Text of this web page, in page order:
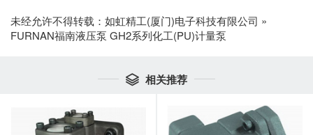
未经允许不得转载： 如虹精工(厦门)电子科技有限公司 »
FURNAN福南液压泵 GH2系列化工(PU)计量泵
 相关推荐